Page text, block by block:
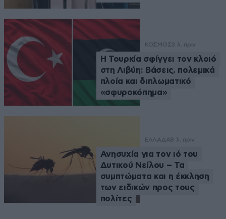
ΚΟΣΜΟΣ3 λ. πριν
Η Τουρκία σφίγγει τον κλοιό
στη Λιβύη: Βάσεις, πολεμικά
πλοία και διπλωματικό
«σφυροκόπημα»
ΕΛΛΑΔΑ8 λ. πριν
Ανησυχία για τον ιό του
Δυτικού Νείλου – Τα
συμπτώματα και η έκκληση
των ειδικών προς τους
πολίτες